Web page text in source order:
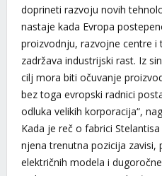
doprineti razvoju novih
nastaje kada Evropa
proizvodnju, razvojne centre i
zadržava industrijski rast. Iz
cilj mora biti očuvanje
bez toga evropski radnici
odluka velikih korporacija“,
Kada je reč o fabrici
njena trenutna pozicija zavisi,
električnih modela i